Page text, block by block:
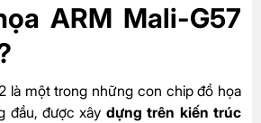
ARM Mali-G57
là một trong những con chip đồ họa
đầu, được xây dựng trên kiến trúc